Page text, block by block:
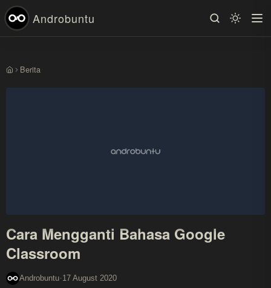
Androbuntu
Beranda
Berita
Cara Mengganti Bahasa Google
Classroom
Androbuntu·17 August 2020